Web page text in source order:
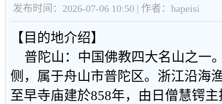
发布时间：2026-07-06 10:50 | 作者：hapeisi
【目的地介绍】
普陀山：中国佛教四大名山之一
侧，属于舟山市普陀区。浙江沿海
至早寺庙建於858年，由日僧慧锷